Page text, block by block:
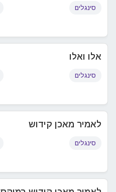
סינגלים
אלו ואלו
סינגלים
לאמיר מאכן קידוש
סינגלים